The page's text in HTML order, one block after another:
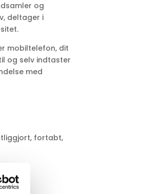
og
deltager i
mobiltelefon, dit
og selv indtaster
med
fortabt,